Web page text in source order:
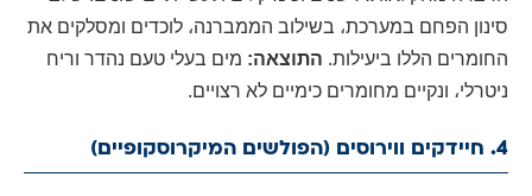
סינון הפחם במערכת، בשילוב הממברנה، לוכדים ומסלקים את
החומרים הללו ביעילות. התוצאה: מים בעלי טעם נהדר וריח
ניטרלי، ונקיים מחומרים כימיים לא רצויים.
4. חיידקים ווירוסים (הפולשים המיקרוסקופיים)